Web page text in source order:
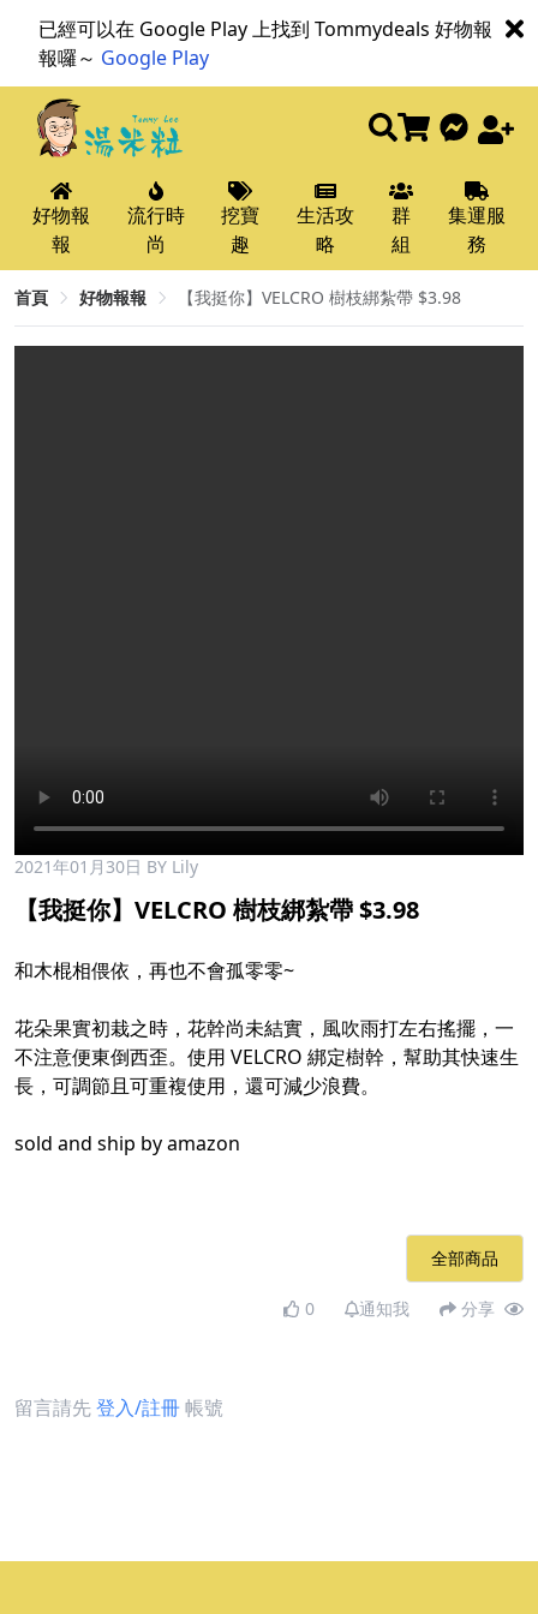
已經可以在 Google Play 上找到 Tommydeals 好物報
報囉～ Google Play
好物報
報
流行時
尚
挖寶
趣
生活攻
略
群
組
集運服
務
首頁 好物報報 【我挺你】VELCRO 樹枝綁紮帶 $3.98​
2021年01月30日 BY Lily
【我挺你】VELCRO 樹枝綁紮帶 $3.98​
和木棍相偎依，再也不會孤零零~​
花朵果實初栽之時，花幹尚未結實，風吹雨打左右搖擺，一
不注意便東倒西歪。使用 VELCRO 綁定樹幹，幫助其快速生
長，可調節且可重複使用，還可減少浪費。​
sold and ship by amazon​
全部商品
0 通知我 分享
留言請先登入/註冊帳號